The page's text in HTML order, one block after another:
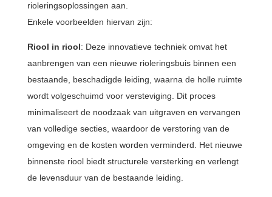
rioleringsoplossingen aan.
Enkele voorbeelden hiervan zijn:
Riool in riool: Deze innovatieve techniek omvat het
aanbrengen van een nieuwe rioleringsbuis binnen een
bestaande, beschadigde leiding, waarna de holle ruimte
wordt volgeschuimd voor versteviging. Dit proces
minimaliseert de noodzaak van uitgraven en vervangen
van volledige secties, waardoor de verstoring van de
omgeving en de kosten worden verminderd. Het nieuwe
binnenste riool biedt structurele versterking en verlengt
de levensduur van de bestaande leiding.